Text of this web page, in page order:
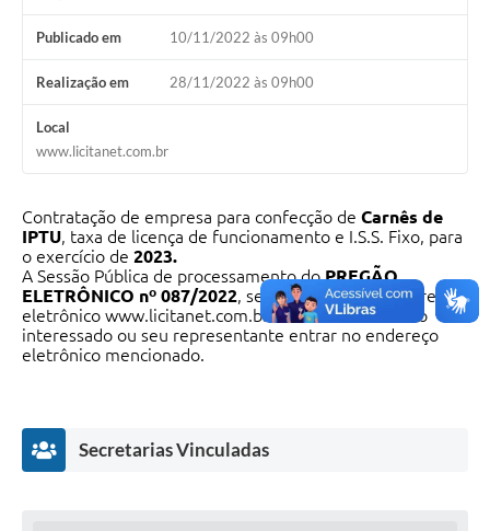
Publicado em 10/11/2022 às 09h00
Realização em 28/11/2022 às 09h00
Local
www.licitanet.com.br
Contratação de empresa para confecção de Carnês de
IPTU, taxa de licença de funcionamento e I.S.S. Fixo, para
o exercício de 2023.
A Sessão Pública de processamento doPREGÃO
ELETRÔNICO nº 087/2022, será realizada no endereço
eletrônico www.licitanet.com.br devendo devendo o
interessado ou seu representante entrar no endereço
eletrônico mencionado.
Secretarias Vinculadas